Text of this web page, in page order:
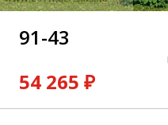
91-43
54 265 ₽